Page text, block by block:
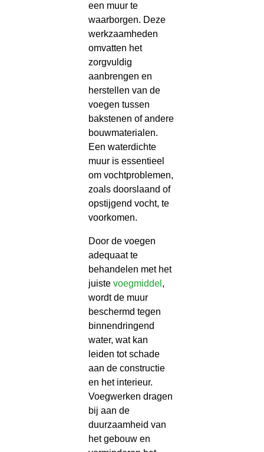
een muur te
waarborgen. Deze
werkzaamheden
omvatten het
zorgvuldig
aanbrengen en
herstellen van de
voegen tussen
bakstenen of andere
bouwmaterialen.
Een waterdichte
muur is essentieel
om vochtproblemen,
zoals doorslaand of
opstijgend vocht, te
voorkomen.
Door de voegen
adequaat te
behandelen met het
juiste voegmiddel ,
wordt de muur
beschermd tegen
binnendringend
water, wat kan
leiden tot schade
aan de constructie
en het interieur.
Voegwerken dragen
bij aan de
duurzaamheid van
het gebouw en